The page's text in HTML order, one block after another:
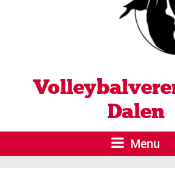
Dalen
Menu